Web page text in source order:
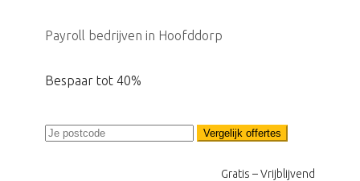
Payroll bedrijven in Hoofddorp
Bespaar tot 40%
Vergelijk offertes
Gratis – Vrijblijvend